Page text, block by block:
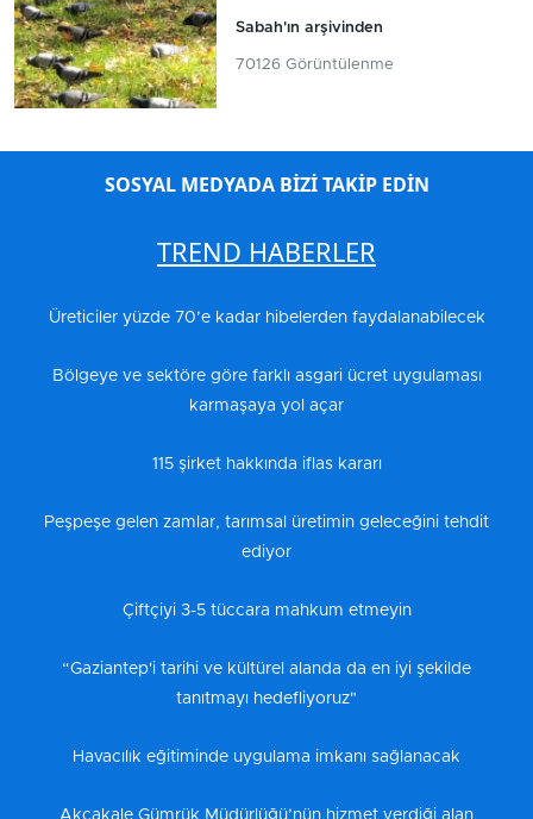
Sabah'ın arşivinden
70126 Görüntülenme
SOSYAL MEDYADA BİZİ TAKİP EDİN
TREND HABERLER
Üreticiler yüzde 70’e kadar hibelerden faydalanabilecek
Bölgeye ve sektöre göre farklı asgari ücret uygulaması
karmaşaya yol açar
115 şirket hakkında iflas kararı
Peşpeşe gelen zamlar, tarımsal üretimin geleceğini tehdit
ediyor
Çiftçiyi 3-5 tüccara mahkum etmeyin
“Gaziantep'i tarihi ve kültürel alanda da en iyi şekilde
tanıtmayı hedefliyoruz"
Havacılık eğitiminde uygulama imkanı sağlanacak
Akçakale Gümrük Müdürlüğü’nün hizmet verdiği alan